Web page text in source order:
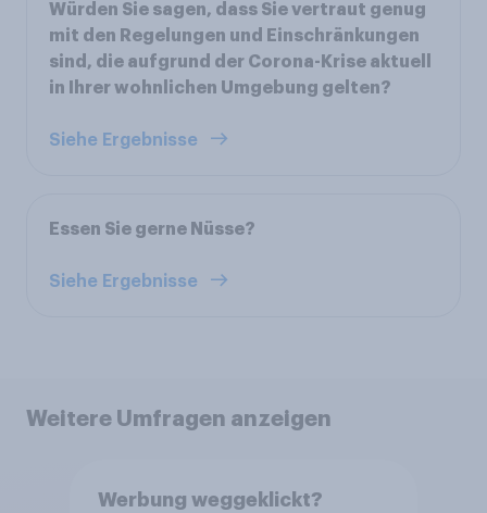
Würden Sie sagen, dass Sie vertraut genug
mit den Regelungen und Einschränkungen
sind, die aufgrund der Corona-Krise aktuell
in Ihrer wohnlichen Umgebung gelten?
Siehe Ergebnisse
Essen Sie gerne Nüsse?
Siehe Ergebnisse
Weitere Umfragen anzeigen
Werbung weggeklickt?